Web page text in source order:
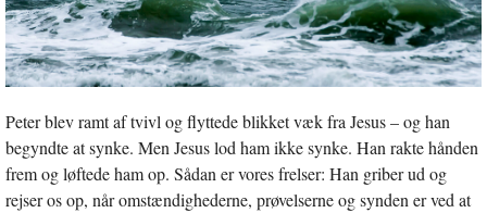
Peter blev ramt af tvivl og flyttede blikket væk fra Jesus – og han
begyndte at synke. Men Jesus lod ham ikke synke. Han rakte hånden
frem og løftede ham op. Sådan er vores frelser: Han griber ud og
rejser os op, når omstændighederne, prøvelserne og synden er ved at